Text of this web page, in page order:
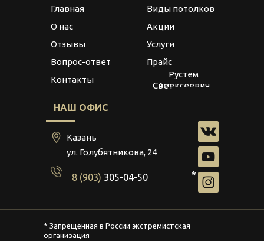
Главная
Отзывы
О нас
Вопрос-ответ
Контакты
НАШ ОФИС
Виды потолков
Акции
Услуги
Прайс
Свет
ИП Иванов
Рустем
Алексеевич
Казань
8 (903) 305-04-50
ул. Голубятникова, 24
*
* Запрещенная в России экстремистская
организация